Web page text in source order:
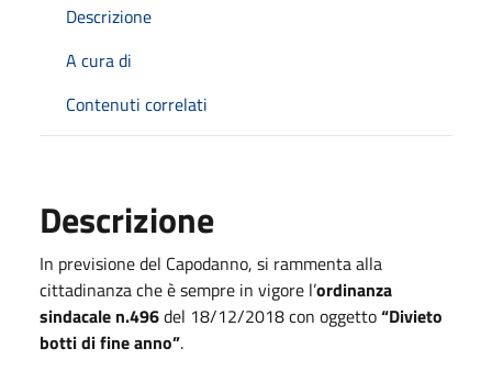
Descrizione
A cura di
Contenuti correlati
Descrizione
In previsione del Capodanno, si rammenta alla
cittadinanza che è sempre in vigore l’ordinanza
sindacale n.496del 18/12/2018 con oggetto“Divieto
botti di fine anno”.